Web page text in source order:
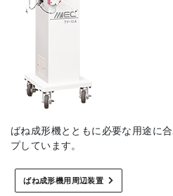
ばね成形機とともに必要な用途に
プしています。
ばね成形機用周辺装置